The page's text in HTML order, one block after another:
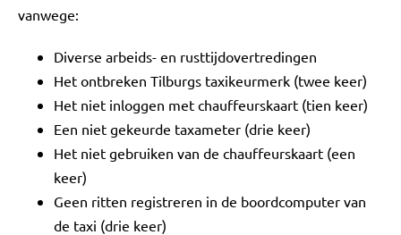
vanwege:
Diverse arbeids- en rusttijdovertredingen
Het ontbreken Tilburgs taxikeurmerk (twee keer)
Het niet inloggen met chauffeurskaart (tien keer)
Een niet gekeurde taxameter (drie keer)
Het niet gebruiken van de chauffeurskaart (een
keer)
Geen ritten registreren in de boordcomputer van
de taxi (drie keer)